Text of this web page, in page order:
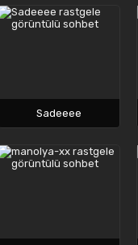
Sadeeee